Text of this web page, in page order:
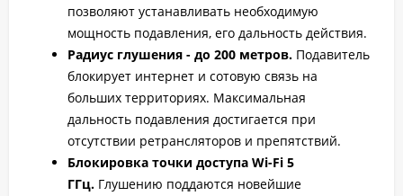
позволяют устанавливать необходимую
мощность подавления, его дальность действия.
Радиус глушения - до 200 метров. Подавитель
блокирует интернет и сотовую связь на
больших территориях. Максимальная
дальность подавления достигается при
отсутствии ретрансляторов и препятствий.
Блокировка точки доступа Wi-Fi 5
ГГц. Глушению поддаются новейшие